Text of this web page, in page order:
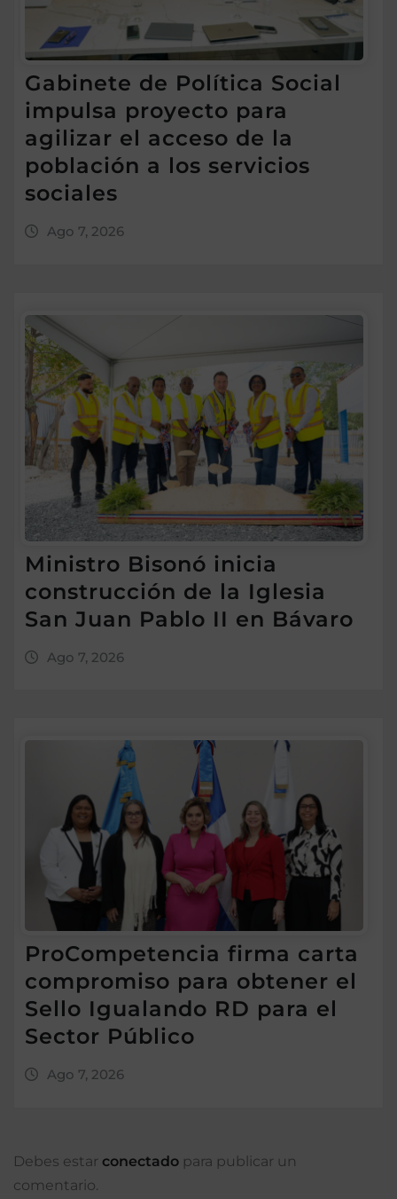
Gabinete de Política Social
impulsa proyecto para
agilizar el acceso de la
población a los servicios
sociales
Ago 7, 2026
Ministro Bisonó inicia
construcción de la Iglesia
San Juan Pablo II en Bávaro
Ago 7, 2026
ProCompetencia firma carta
compromiso para obtener el
Sello Igualando RD para el
Sector Público
Ago 7, 2026
Debes estar conectado para publicar un
comentario.